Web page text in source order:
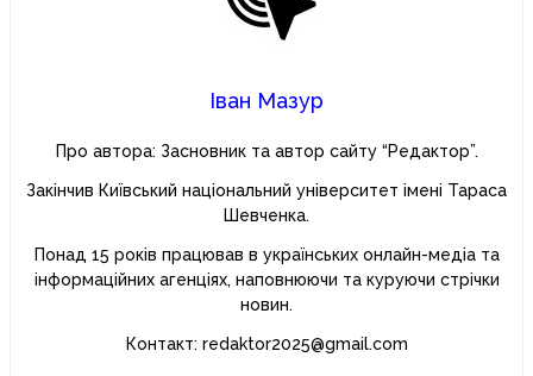
Іван Мазур
Про автора: Засновник та автор сайту “Редактор”.
Закінчив Київський національний університет імені Тараса
Шевченка.
Понад 15 років працював в українських онлайн-медіа та
інформаційних агенціях, наповнюючи та куруючи стрічки
новин.
Контакт: redaktor2025@gmail.com